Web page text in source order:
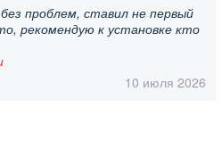
проблем, ставил не первый
рекомендую к установке кто
10 июля 2026